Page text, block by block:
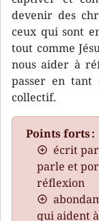
devenir des
ceux qui sont
tout comme
nous aider à
passer en
collectif.
Points forts :
écrit
parle et
réflexion
qui aident